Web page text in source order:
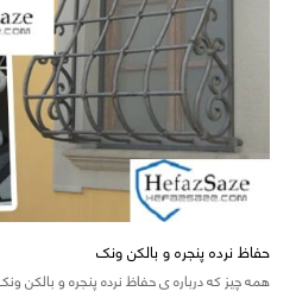
حفاظ نرده پنجره و بالکن ونک
همه چیز که درباره ی حفاظ نرده پنجره و بالکن